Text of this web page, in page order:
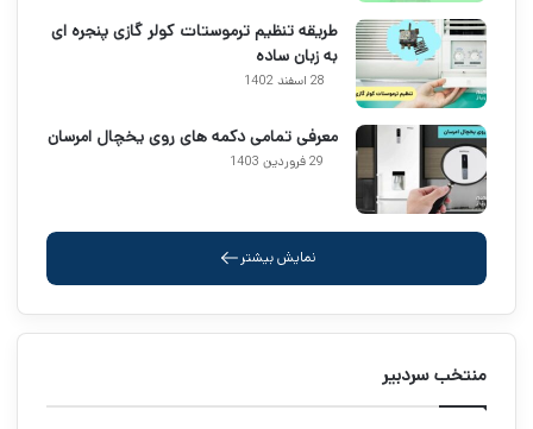
طریقه تنظیم ترموستات کولر گازی پنجره ای
به زبان ساده
28 اسفند 1402
معرفی تمامی دکمه های روی یخچال امرسان
29 فروردین 1403
نمایش بیشتر
منتخب سردبیر